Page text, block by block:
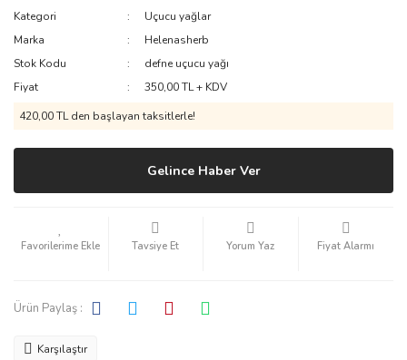
Kategori
Uçucu yağlar
Marka
Helenasherb
Stok Kodu
defne uçucu yağı
Fiyat
350,00 TL + KDV
420,00 TL den başlayan taksitlerle!
Gelince Haber Ver
Tavsiye Et Yorum Yaz Fiyat Alarmı
Ürün Paylaş :
Karşılaştır